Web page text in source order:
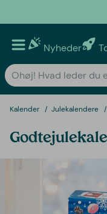
Nyheder
Kalender Julekalendere